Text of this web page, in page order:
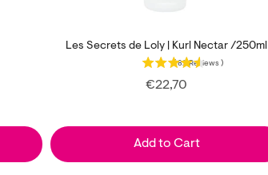
Les Secrets de Loly | Kurl Nectar /250ml
82 Reviews )
Price
€22,70
Add to Cart